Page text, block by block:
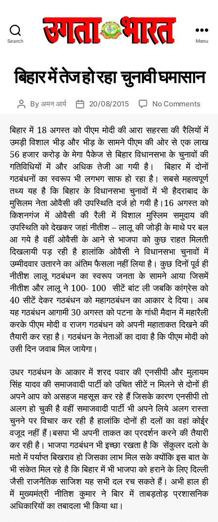
Search
ता
भा
त
हिं
दी
स
मा
चा
र
प
त्र
Menu
C
r
i
e
s
बिहार में तेज हो रहा चुनावी घमासान
P
s
t
a
u
t
h
o
r
Byअमन आर्य
P
s
t
a
t
e
20/08/2015 No Commentso
बि
हा
र
में
ते
ज
हो
र
हा
चु
ना
वी
घ
मा
सा
न
बिहार में 18 अगस्त को पीएम मोदी की आरा सहरसा की रैलियों में
उमड़ी विशाल भीड़ और भीड़ के सामने पीएम की ओर से एक लाख
56 हजार करोड़ के मेगा पैकेज से बिहार विधानसभा के चुनावों की
गतिविधियों में और अधिक तेजी आ गयी है। बिहार में दोनों
गठबंधनों का स्वरूप भी लगभग साफ हो रहा है। सबसे महत्वपूर्ण
तथ्य यह है कि बिहार के विधानसभा चुनावों में भी हैदराबाद के
मुसिलम नेता ओवैसी की उपस्थिति दर्ज हो गयी है।16 अगस्त को
किशनगंज में ओवैसी की रैली में विशाल मुस्लिम समुदाय की
उपस्थिति को देखकर जहां नीतीश – लालू की जोड़ी के माथे पर बल
आ गये है वहीं ओवैसी के आने से भाजपा को कुछ राहत मिलती
दिखलायी पड़ रही है हालांकि ओवैसी ने विधानसभा चुनावों में
उम्मीदवार उतारने का अंतिम फैसला नहीं लिया है। कुछ दिनों पूर्व ही
नीतीश लालू गठबंधन का स्वरूप जनता के सामने आया जिसमें
नीतीश और लालू ने 100- 100 सीटें बांट ली जबकि कांग्रेस को
40 सीटें देकर गठबंधन को महागठबंधन का आकार दे दिया। अब
यह गठबंधन आगामी 30 अगस्त को पटना के गांधी मैदान में महारैली
करके पीएम मोदी व राजग गठबंधन को अपनी महाताकत दिखने की
तैयारी कर रहा है। गठबंधन के नेताओं का दावा है कि पीएम मोदी को
उसी दिन जवाब मिल जायेगा।
उधर गठबंधन के आकार में शरद पवार की एनसीपी और मुलायम
सिंह यादव की समाजवादी पार्टी को उचित सीटें न मिलने से दोनों ही
अपने आप को असहज महसूस कर रहे हैं जिसके कारण एनसीपी तो
अलग हो चुकी है वहीं समाजवादी पार्टी भी अपने लिये अलग रास्ता
चुनने पर विचार कर रही है हालांकि दोनों ही दलों का वहां कोई्र
वजूद नहीं हैं।बसपा भी अपनी ताकत का प्रदर्शन करने की तैयारी
कर रही है। भाजपा गठबंधन भी इच्छा रखता है कि सेंकुलर दलो के
मतो में पर्याप्त बिखराव हो जिसका लाभ मिल सके क्योंकि इस बात के
भी संकेत मिल रहे है कि बिहार में भी भाजपा को हराने के लिए दिल्ली
जैसी राजनैतिक साजिश यह सभी दल रच सकते हैं। अभी हाल ही
में मुख्यमंत्री नीतिश कुमार ने बिार में ताबड़तोड़ प्रशासनिक
अधिकारियों का तबादला भी किया था।